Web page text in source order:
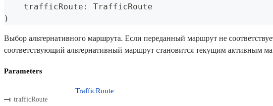
    trafficRoute
:
TrafficRoute
)
Выбор альтернативного маршрута. Если переданный маршрут не
соответствующий альтернативный маршрут становится текущим активным
Parameters
trafficRoute
TrafficRoute